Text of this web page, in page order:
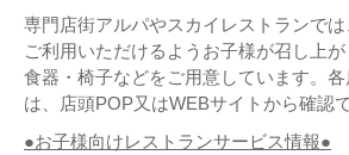
専門店街アルパやスカイレストランで
ご利用いただけるようお子様が召し上
食器・椅子などをご用意しています。
は、店頭POP又はWEBサイトから確認
●お子様向けレストランサービス情報●